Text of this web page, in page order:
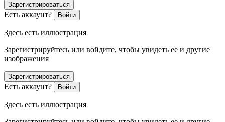
Зарегистрироваться
Есть аккаунт? Войти
Здесь есть иллюстрация
Зарегистрируйтесь или войдите, чтобы увидеть ее и другие
изображения
Зарегистрироваться
Есть аккаунт? Войти
Здесь есть иллюстрация